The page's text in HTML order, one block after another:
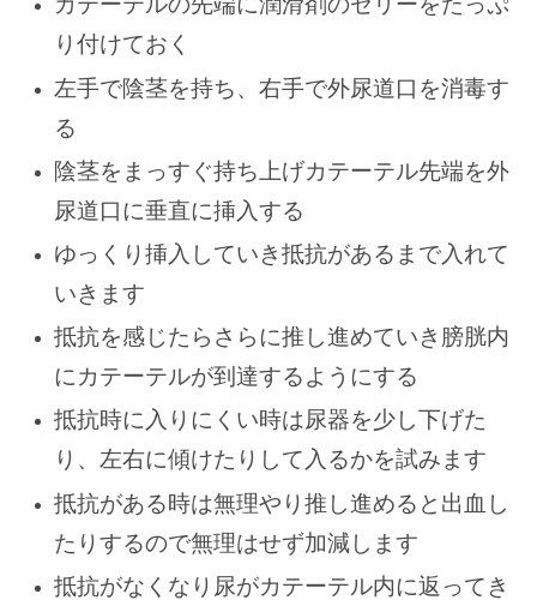
り付けておく
左手で陰茎を持ち、右手で外尿道口を消毒す
る
陰茎をまっすぐ持ち上げカテーテル先端を外
尿道口に垂直に挿入する
ゆっくり挿入していき抵抗があるまで入れて
いきます
抵抗を感じたらさらに推し進めていき膀胱内
にカテーテルが到達するようにする
抵抗時に入りにくい時は尿器を少し下げた
り、左右に傾けたりして入るかを試みます
抵抗がある時は無理やり推し進めると出血し
たりするので無理はせず加減します
抵抗がなくなり尿がカテーテル内に返ってき